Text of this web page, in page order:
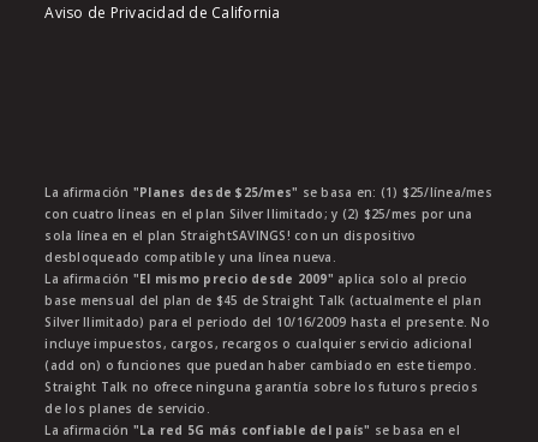
Aviso de Privacidad de California
La afirmación "Planes desde $25/mes" se basa en: (1) $25/línea/mes
con cuatro líneas en el plan Silver Ilimitado; y (2) $25/mes por una
sola línea en el plan StraightSAVINGS! con un dispositivo
desbloqueado compatible y una línea nueva.
La afirmación "El mismo precio desde 2009" aplica solo al precio
base mensual del plan de $45 de Straight Talk (actualmente el plan
Silver Ilimitado) para el periodo del 10/16/2009 hasta el presente. No
incluye impuestos, cargos, recargos o cualquier servicio adicional
(add on) o funciones que puedan haber cambiado en este tiempo.
Straight Talk no ofrece ninguna garantía sobre los futuros precios
de los planes de servicio.
La afirmación "La red 5G más confiable del país" se basa en el